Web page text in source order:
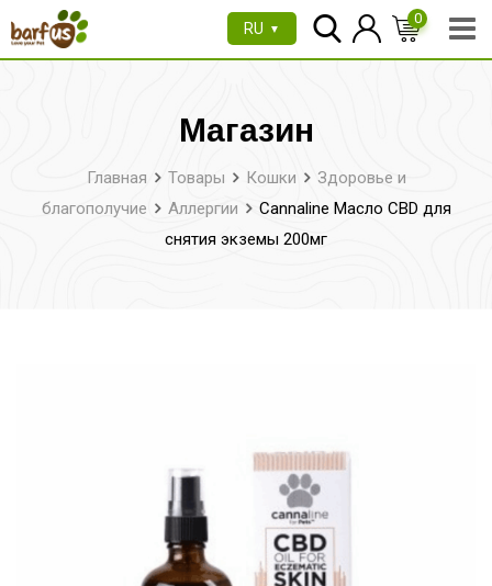
Перейти
RU ▼
0
Магазин
Главная Товары Кошки
Здоровье и
благополучие
Аллергии
Cannaline Масло CBD для
снятия экземы 200мг